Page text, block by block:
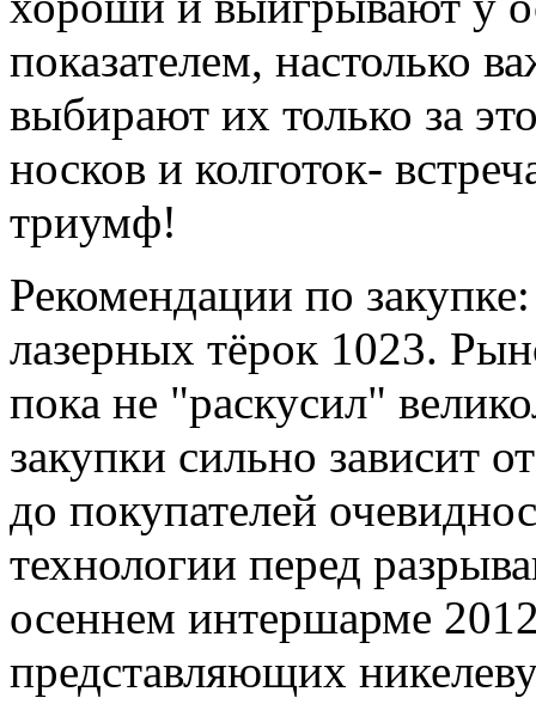
показателем, настолько
выбирают их только за
носков и колготок-
триумф!
Рекомендации по
лазерных тёрок 1023.
пока не "раскусил"
закупки сильно зависит
до покупателей
технологии перед
осеннем интершарме
представляющих